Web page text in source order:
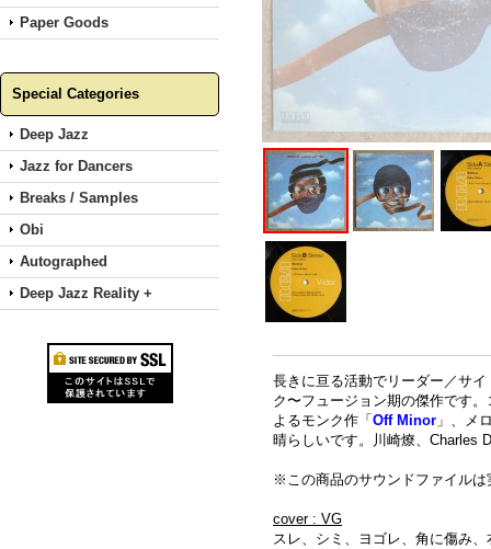
Paper Goods
Special Categories
Deep Jazz
Jazz for Dancers
Breaks / Samples
Obi
Autographed
Deep Jazz Reality +
長きに亘る活動でリーダー／サ
ク〜フュージョン期の傑作です
よるモンク作「 Off Minor 」、メ
晴らしいです。川崎燎、Charles
※この商品のサウンドファイル
cover : VG
スレ、シミ、ヨゴレ、角に傷み